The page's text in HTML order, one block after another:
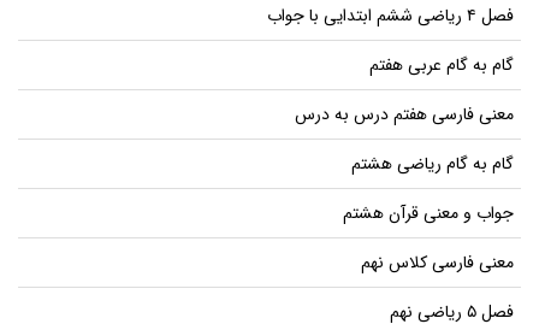
فصل ۴ ریاضی ششم ابتدایی با جواب
گام به گام عربی هفتم
معنی فارسی هفتم درس به درس
گام به گام ریاضی هشتم
جواب و معنی قرآن هشتم
معنی فارسی کلاس نهم
فصل ۵ ریاضی نهم